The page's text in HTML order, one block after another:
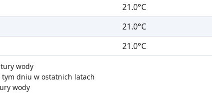
21.0°C
21.0°C
21.0°C
wody
dniu w ostatnich latach
wody